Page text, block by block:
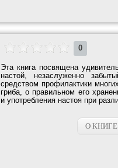
0
Эта книга посвящена
настой, незаслуженно
средством профилактики
гриба, о правильном его
и употребления настоя при
О КНИГЕ